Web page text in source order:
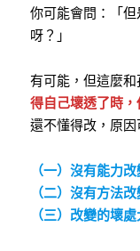
你可能會問：「
呀？」
有可能，但這麼
得自己壞透了時，
還不懂得改，原因
（一）沒有能力
（二）沒有方法
（三）改變的壞